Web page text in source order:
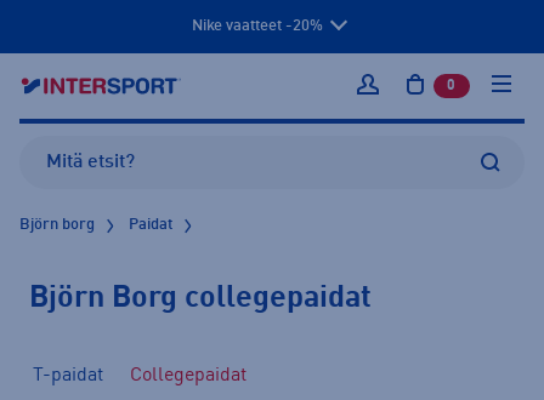
Nike vaatteet -20%
Kirjaudu sisään
0 tuotetta
Björn borg Paidat
Björn Borg collegepaidat
T-paidat Collegepaidat